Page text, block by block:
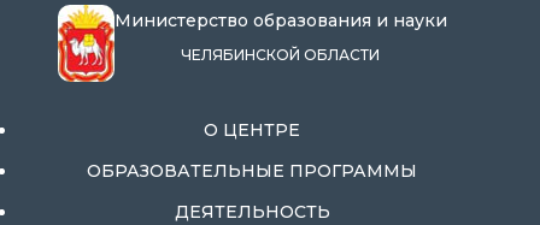
Министерство образования и науки
ЧЕЛЯБИНСКОЙ ОБЛАСТИ
О ЦЕНТРЕ
ОБРАЗОВАТЕЛЬНЫЕ ПРОГРАММЫ
ДЕЯТЕЛЬНОСТЬ